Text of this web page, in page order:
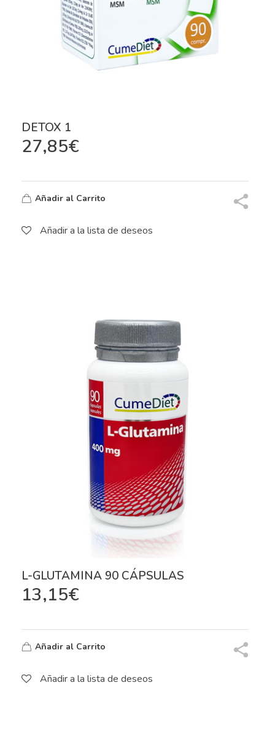
DETOX 1
27,85€
Añadir al Carrito
Añadir a la lista de deseos
L-GLUTAMINA 90 CÁPSULAS
13,15€
Añadir al Carrito
Añadir a la lista de deseos